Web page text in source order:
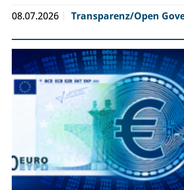
08.07.2026 Transparenz/Open